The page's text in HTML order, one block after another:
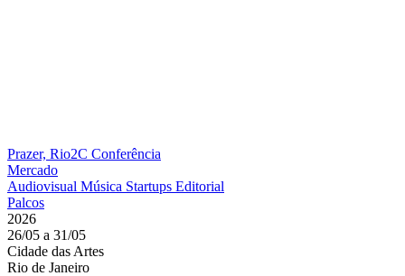
Prazer, Rio2C Conferência
Mercado
Audiovisual Música Startups Editorial
Palcos
2026
26/05 a 31/05
Cidade das Artes
Rio de Janeiro